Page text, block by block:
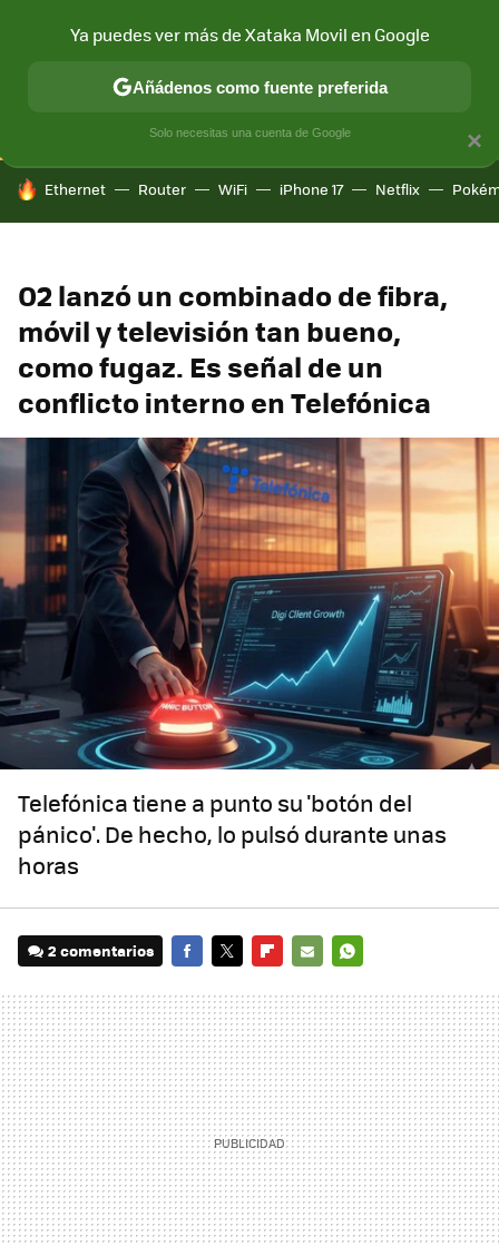
CONECTIVIDAD MÓVIL Y SOCIEDAD APLICACIONES
HOY SE HABLA DE
Ethernet Router WiFi iPhone 17 Netflix
O2 lanzó un combinado de fibra,
móvil y televisión tan bueno,
como fugaz. Es señal de un
conflicto interno en Telefónica
Telefónica tiene a punto su 'botón del
pánico'. De hecho, lo pulsó durante unas
horas
2 comentarios
MAIL
×
Ya puedes ver más de Xataka Movil en Google
Añádenos como fuente preferida
Solo necesitas una cuenta de Google